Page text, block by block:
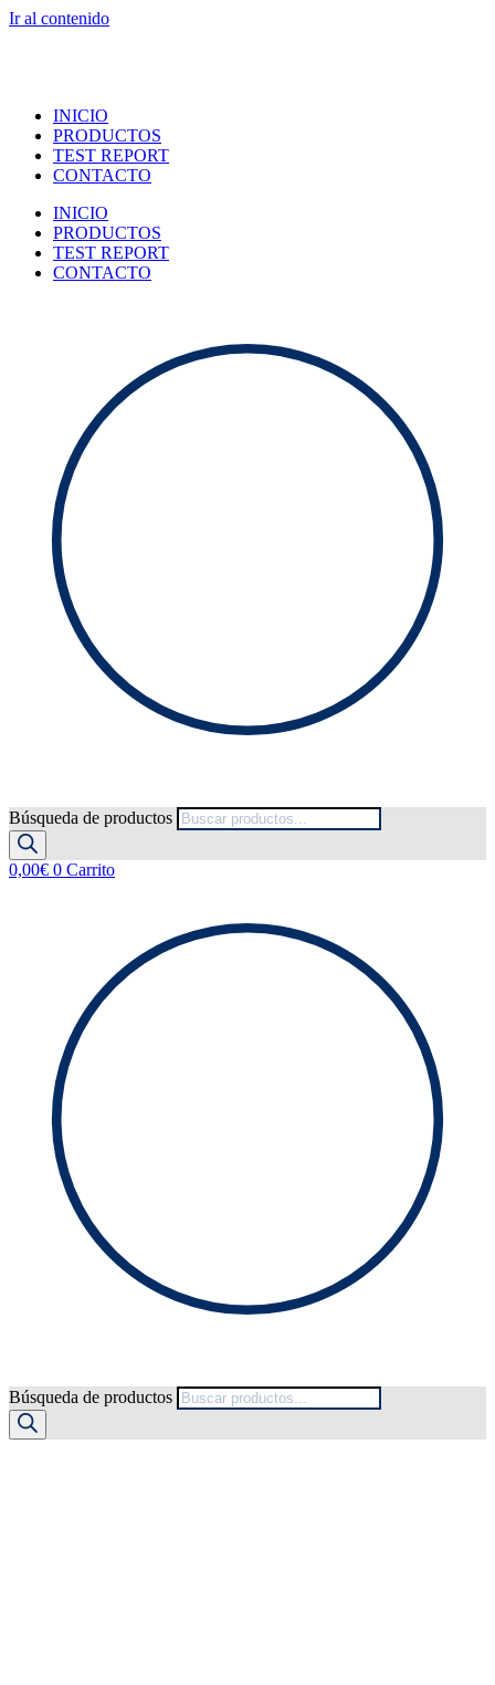
Ir al contenido
INICIO
PRODUCTOS
TEST REPORT
CONTACTO
INICIO
PRODUCTOS
TEST REPORT
CONTACTO
Búsqueda de productos
0,00€ 0 Carrito
Búsqueda de productos